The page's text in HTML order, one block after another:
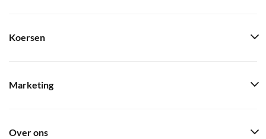
Koersen
Marketing
Over ons